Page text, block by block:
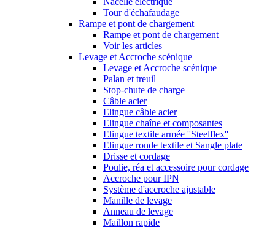
Tour d'échafaudage
Rampe et pont de chargement
Rampe et pont de chargement
Voir les articles
Levage et Accroche scénique
Levage et Accroche scénique
Palan et treuil
Stop-chute de charge
Câble acier
Elingue câble acier
Elingue chaîne et composantes
Elingue textile armée ''Steelflex''
Elingue ronde textile et Sangle plate
Drisse et cordage
Poulie, réa et accessoire pour cordage
Accroche pour IPN
Système d'accroche ajustable
Manille de levage
Anneau de levage
Maillon rapide